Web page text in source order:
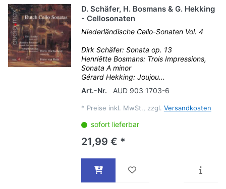
D. Schäfer, H. Bosmans & G. Hekking
- Cellosonaten
Niederländische Cello-Sonaten Vol. 4
Dirk Schäfer: Sonata op. 13
Henriëtte Bosmans: Trois Impressions,
Sonata A minor
Gérard Hekking: Joujou...
Art.-Nr.
AUD 903 1703-6
* Preise inkl. MwSt., zzgl. Versandkosten
sofort lieferbar
21,99 € *